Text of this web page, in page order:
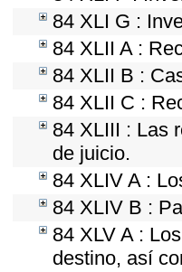
84 XLI G :
84 XLII A :
84 XLII B :
84 XLII C :
84 XLIII : Las
de juicio.
84 XLIV A :
84 XLIV B :
84 XLV A :
destino, así